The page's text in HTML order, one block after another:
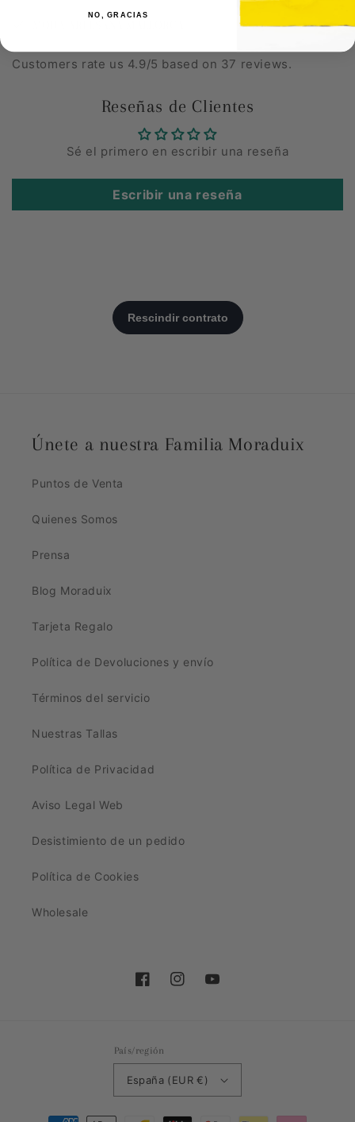
Customers rate us 4.9/5 based on 37 reviews.
Reseñas de Clientes
Sé el primero en escribir una reseña
Escribir una reseña
Únete a nuestra Familia Moraduix
Puntos de Venta
Quienes Somos
Prensa
Blog Moraduix
Tarjeta Regalo
Política de Devoluciones y envío
Términos del servicio
Nuestras Tallas
Política de Privacidad
Aviso Legal Web
Desistimiento de un pedido
Política de Cookies
Wholesale
FacebookInstagramYouTube
País/región
España (EUR €)
Formas
NO, GRACIAS